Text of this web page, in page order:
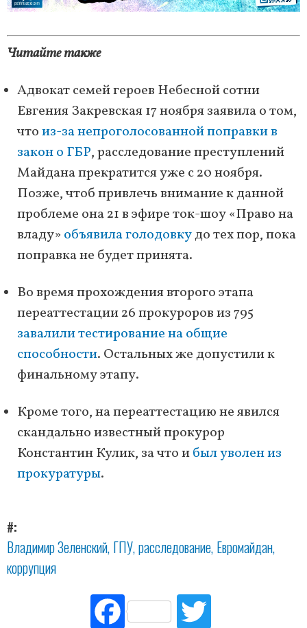
Читайте также
Адвокат семей героев Небесной сотни
Евгения Закревская 17 ноября заявила о том,
чтоиз-за непроголосованной поправки в
закон о ГБР, расследование преступлений
Майдана прекратится уже с 20 ноября.
Позже, чтоб привлечь внимание к данной
проблеме она 21 в эфире ток-шоу «Право на
владу» объявила голодовкудо тех пор, пока
поправка не будет принята.
Во время прохождения второго этапа
переаттестации 26 прокуроров из 795
завалили тестирование на общие
способности. Остальных же допустили к
финальному этапу.
Кроме того, на переаттестацию не явился
скандально известный прокурор
Константин Кулик, за что ибыл уволен из
прокуратуры.
#
Владимир Зеленский ГПУ расследование Евромайдан
коррупция
Fac